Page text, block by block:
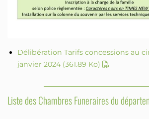
Délibération Tarifs concessions au
janvier 2024 (361.89 Ko)
Liste des Chambres Funeraires du